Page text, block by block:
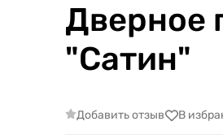
Дверное
"Сатин"
Добавить отзыв В